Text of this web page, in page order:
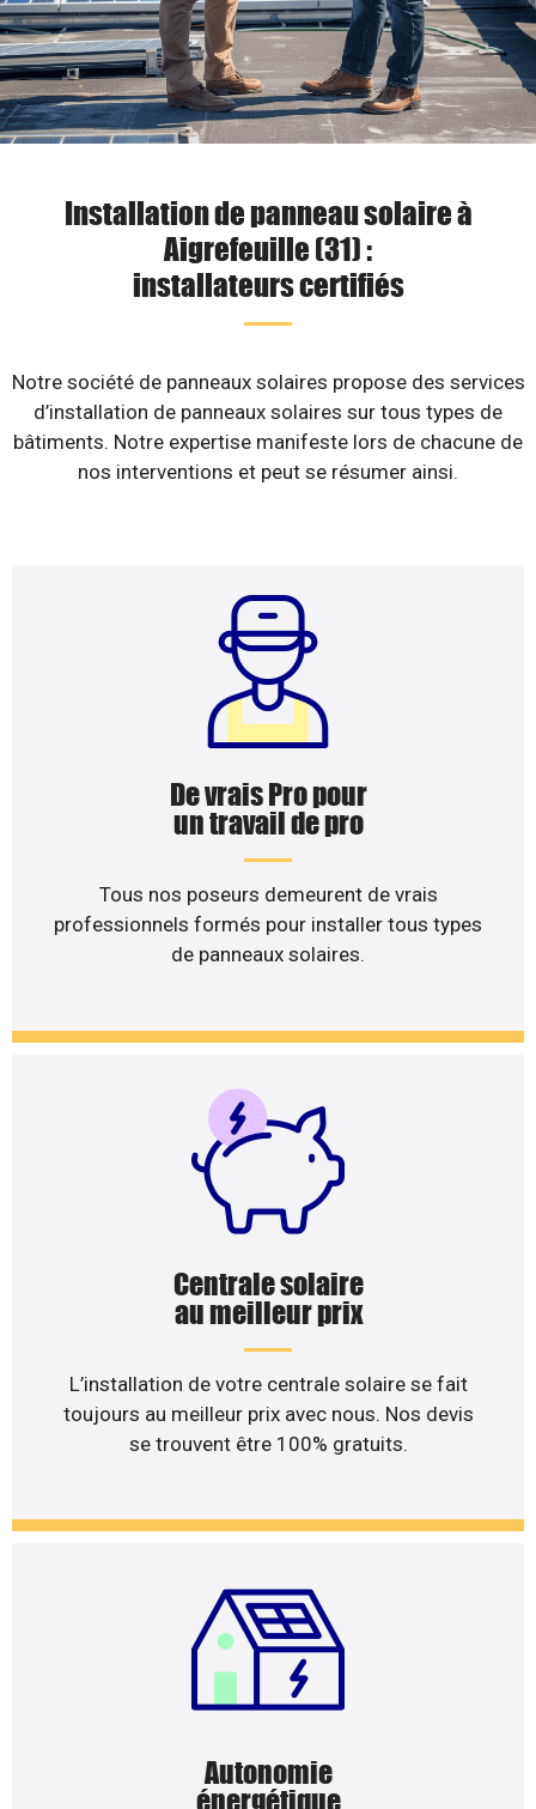
Installation de panneau solaire à
Aigrefeuille (31) :
installateurs certifiés
Notre société de panneaux solaires propose des services
d’installation de panneaux solaires sur tous types de
bâtiments. Notre expertise manifeste lors de chacune de
nos interventions et peut se résumer ainsi.
De vrais Pro pour
un travail de pro
Tous nos poseurs demeurent de vrais
professionnels formés pour installer tous types
de panneaux solaires.
Centrale solaire
au meilleur prix
L’installation de votre centrale solaire se fait
toujours au meilleur prix avec nous. Nos devis
se trouvent être 100% gratuits.
Autonomie
énergétique